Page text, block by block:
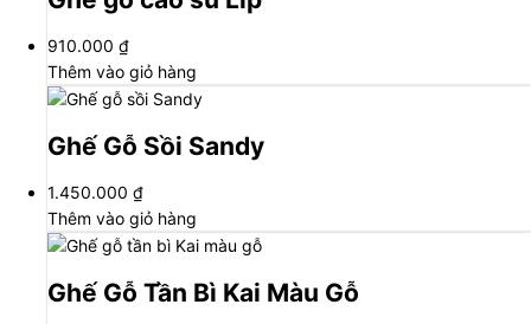
910.000 ₫
Thêm vào giỏ hàng
Ghế Gỗ Sồi Sandy
1.450.000 ₫
Thêm vào giỏ hàng
Ghế Gỗ Tần Bì Kai Màu Gỗ